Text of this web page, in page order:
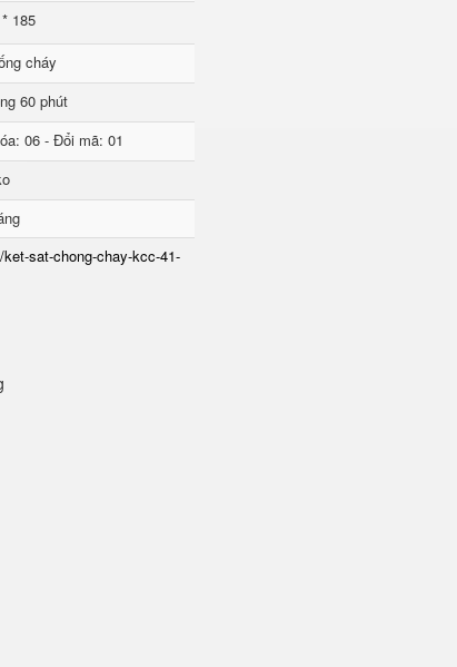
185
cháy
60 phút
06 - Đổi mã: 01
sat-chong-chay-kcc-41-